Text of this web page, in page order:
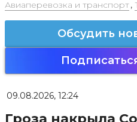
Авиаперевозка и транспорт,
Обсудить
09.08.2026, 12:24
Гроза накрыла